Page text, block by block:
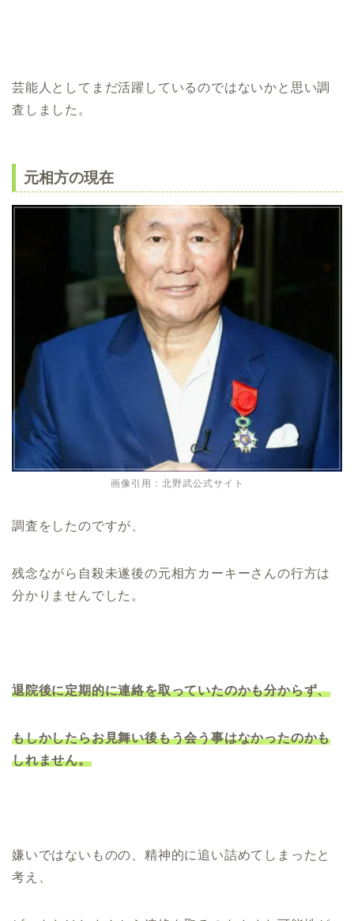
芸能人としてまだ活躍しているのではないかと思い調
査しました。
元相方の現在
画像引用：北野武公式サイト
調査をしたのですが、
残念ながら自殺未遂後の元相方カーキーさんの行方は
分かりませんでした。
退院後に定期的に連絡を取っていたのかも分からず、
もしかしたらお見舞い後もう会う事はなかったのかも
しれません。
嫌いではないものの、精神的に追い詰めてしまったと
考え、